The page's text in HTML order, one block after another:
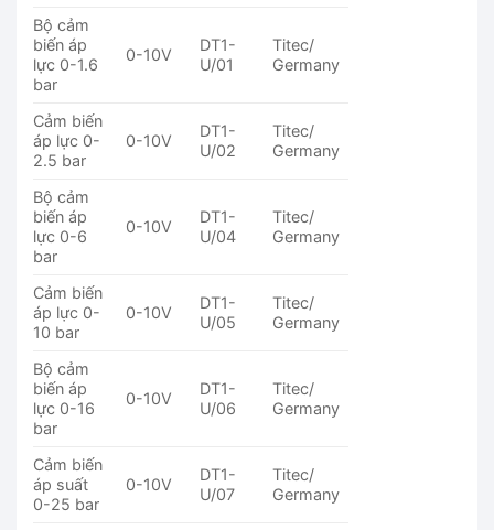
Bộ cảm
biến áp
lực 0-1.6
bar
0-10V
DT1-
U/01
Titec/
Germany
Cảm biến
áp lực 0-
2.5 bar
0-10V
DT1-
U/02
Titec/
Germany
Bộ cảm
biến áp
lực 0-6
bar
0-10V
DT1-
U/04
Titec/
Germany
Cảm biến
áp lực 0-
10 bar
0-10V
DT1-
U/05
Titec/
Germany
Bộ cảm
biến áp
lực 0-16
bar
0-10V
DT1-
U/06
Titec/
Germany
Cảm biến
áp suất
0-25 bar
0-10V
DT1-
U/07
Titec/
Germany